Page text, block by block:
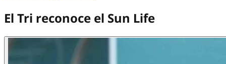
El Tri reconoce el Sun Life